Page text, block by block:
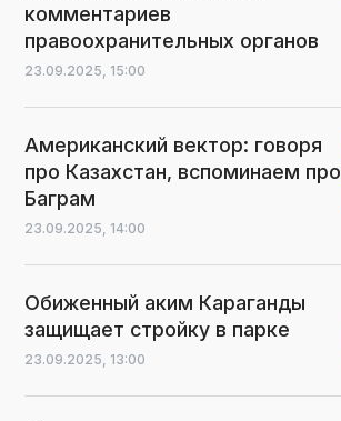
комментариев
правоохранительных органов
23.09.2025, 15:00
Американский вектор: говоря
про Казахстан, вспоминаем про
Баграм
23.09.2025, 14:00
Обиженный аким Караганды
защищает стройку в парке
23.09.2025, 13:00